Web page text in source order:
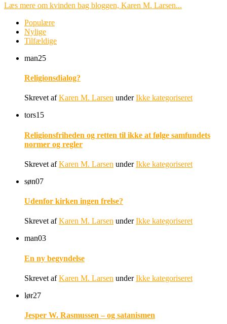
Læs mere om kvinden bag bloggen, Karen M. Larsen...
Populære
Nylige
Tilfældige
man25
Religionsdialog?
Skrevet afKaren M. Larsen underIkke kategoriseret
tors15
Religionsfriheden og retten til ikke at følge samfundets
normer og regler
Skrevet afKaren M. Larsen underIkke kategoriseret
søn07
Udenfor kirken ingen frelse?
Skrevet afKaren M. Larsen underIkke kategoriseret
man03
En ny begyndelse
Skrevet afKaren M. Larsen underIkke kategoriseret
lør27
Jesper W. Rasmussen – og satanismen